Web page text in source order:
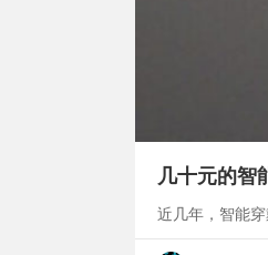
几十元的
近几年，智能